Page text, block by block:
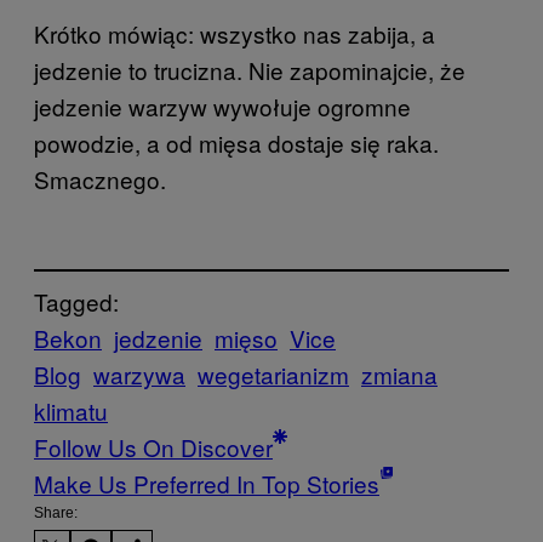
Krótko mówiąc: wszystko nas zabija, a
jedzenie to trucizna. Nie zapominajcie, że
jedzenie warzyw wywołuje ogromne
powodzie, a od mięsa dostaje się raka.
Smacznego.
Tagged:
Bekon jedzenie mięso Vice
Blog warzywa wegetarianizm zmiana
klimatu
Follow Us On Discover
Make Us Preferred In Top Stories
Share: